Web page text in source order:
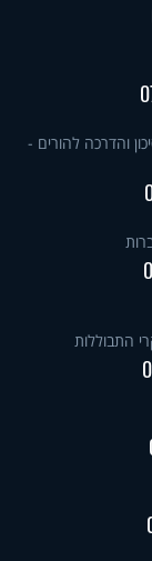
והדרכה להורים -
התבוללות